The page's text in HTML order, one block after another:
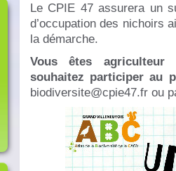
Le CPIE 47 assurera un
d’occupation des nichoirs
la démarche.
Vous êtes agriculteur
souhaitez participer au
biodiversite@cpie47.fr ou